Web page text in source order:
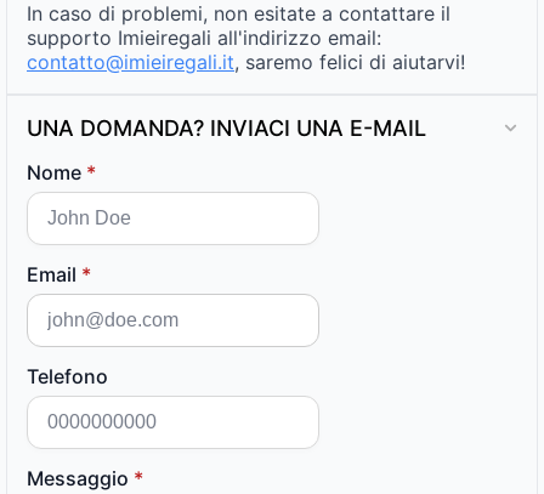
In caso di problemi, non esitate a contattare il
supporto Imieiregali all'indirizzo email:
contatto@imieiregali.it, saremo felici di aiutarvi!
UNA DOMANDA? INVIACI UNA E-MAIL
Nome *
Email *
Telefono
Messaggio *